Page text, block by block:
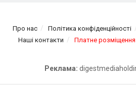
Про нас Політика конфіденційності
Наші контакти
Платне розміщення
Реклама: